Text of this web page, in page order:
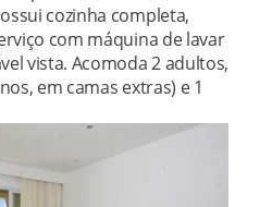
cozinha completa,
com máquina de lavar
vista. Acomoda 2 adultos,
em camas extras) e 1